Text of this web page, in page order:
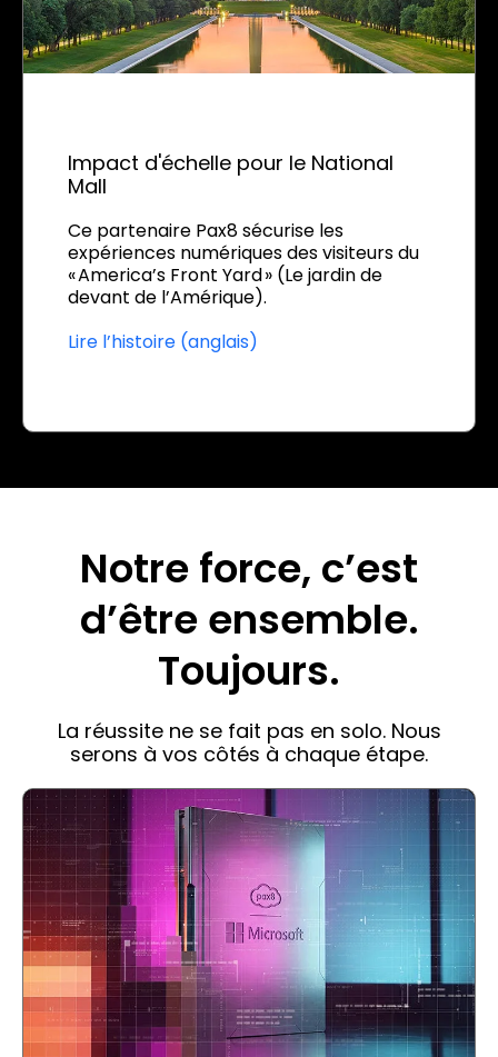
Impact d'échelle pour le National
Mall
Ce partenaire Pax8 sécurise les
expériences numériques des visiteurs du
« America’s Front Yard » (Le jardin de
devant de l’Amérique).
Lire l’histoire (anglais)
Notre force, c’est
d’être ensemble.
Toujours.
La réussite ne se fait pas en solo. Nous
serons à vos côtés à chaque étape.